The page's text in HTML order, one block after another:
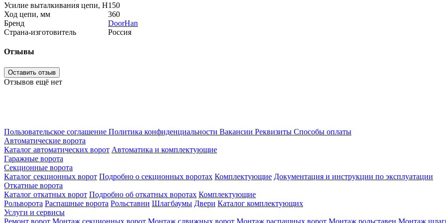
Усилие выталкивания цепи, Н150
Ход цепи, мм
360
Бренд
DoorHan
Страна-изготовитель
Россия
Отзывы
Оставить отзыв
Отзывов ещё нет
Пользовательское соглашение Политика конфиденциальности Вакансии Реквизиты Способы оплаты
Автоматические ворота
Каталог автоматических ворот Автоматика и комплектующие
Гаражные ворота
Секционные ворота
Каталог секционных ворот Подробно о секционных воротах Комплектующие Документация и инструкции по эксплуатации
Откатные ворота
Каталог откатных ворот Подробно об откатных воротах Комплектующие
Рольворота Распашные ворота Рольставни Шлагбаумы Двери Каталог комплектующих
Услуги и сервисы
Ремонт ворот Монтаж секционных ворот Монтаж сдвижных ворот Монтаж распашных ворот Монтаж рольставен Монтаж